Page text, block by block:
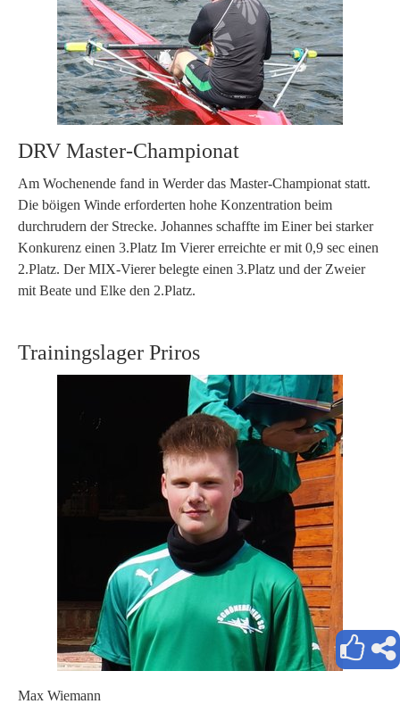
DRV Master-Championat
Am Wochenende fand in Werder das Master-Championat statt.
Die böigen Winde erforderten hohe Konzentration beim
durchrudern der Strecke. Johannes schaffte im Einer bei starker
Konkurenz einen 3.Platz Im Vierer erreichte er mit 0,9 sec einen
2.Platz. Der MIX-Vierer belegte einen 3.Platz und der Zweier
mit Beate und Elke den 2.Platz.
Trainingslager Priros
Max Wiemann